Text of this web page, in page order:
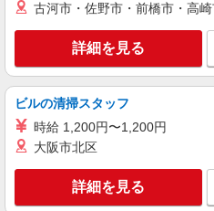
月給259200
る） ※研修期間
給 ★交通費別途支給
○。・゜+゜・。
給(規定有) お友達を紹介頂くと, インセンティブ支
給(規定有) ゜・
佐賀県佐賀市
キープ
紹介予定派遣
携帯販売スタ
時給1400円
古河市・佐野市・前橋市・高
詳細を見る
ビルの清掃スタッフ
時給 1,200円〜1,200円
大阪市北区
詳細を見る